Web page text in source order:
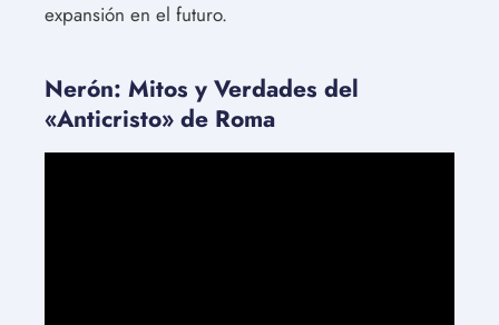
expansión en el futuro.
Nerón: Mitos y Verdades del
«Anticristo» de Roma